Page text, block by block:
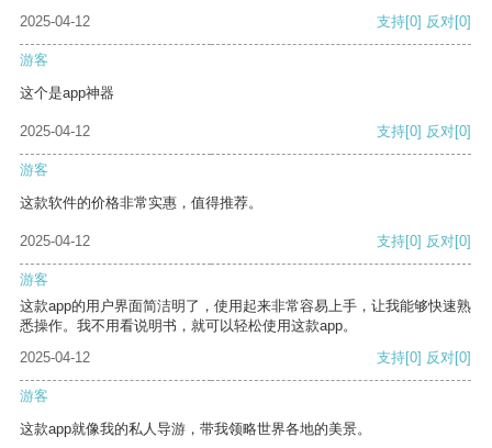
2025-04-12 支持[0] 反对[0]
游客
这个是app神器
2025-04-12 支持[0] 反对[0]
游客
这款软件的价格非常实惠，值得推荐。
2025-04-12 支持[0] 反对[0]
游客
这款app的用户界面简洁明了，使用起来非常容易上手，让我能够快速熟
悉操作。我不用看说明书，就可以轻松使用这款app。
2025-04-12
支持[0] 反对[0]
游客
这款app就像我的私人导游，带我领略世界各地的美景。